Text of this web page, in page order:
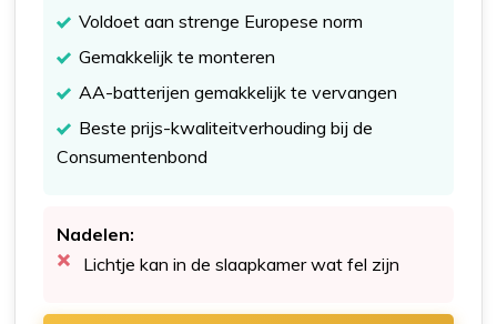
Voldoet aan strenge Europese norm
Gemakkelijk te monteren
AA-batterijen gemakkelijk te vervangen
Beste prijs-kwaliteitverhouding bij de
Consumentenbond
Nadelen:
Lichtje kan in de slaapkamer wat fel zijn